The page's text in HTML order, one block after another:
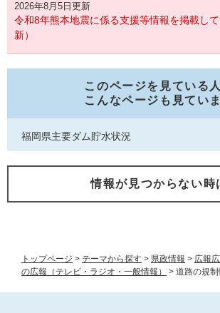
トップページ > テーマから探す > 県政情報 > 広報
の広報（テレビ・ラジオ・一般情報）
> 道路の規
2026年8月5日更新
令和8年熊本地震に係る支援等情報を掲載し
新）
このページを見ている
こんなページも見てい
福岡県主要ダム貯水状況
情報が見つからない時